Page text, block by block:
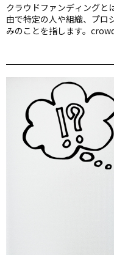
クラウドファンディングと
由で特定の人や組織、プロ
みのことを指します。